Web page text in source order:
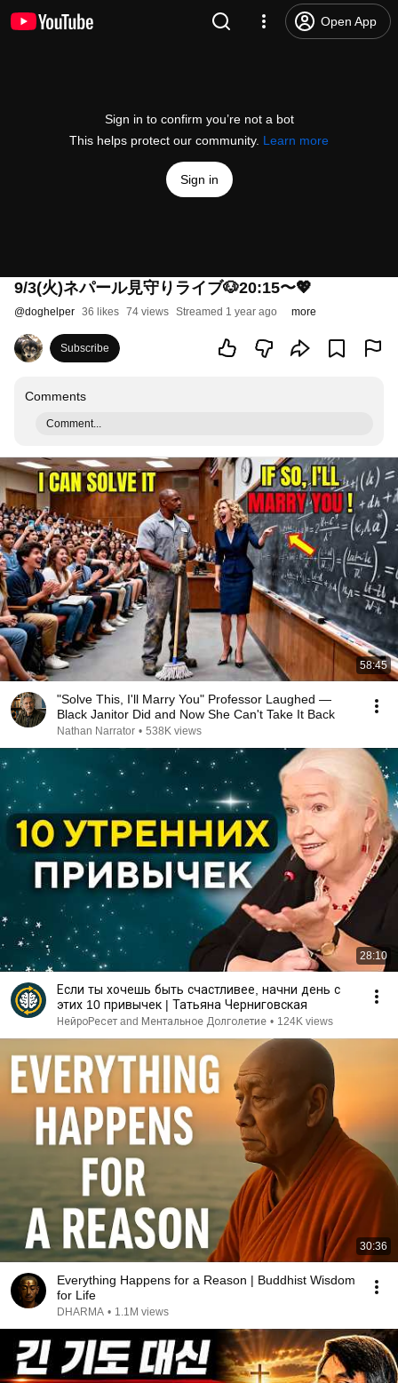
Open App
Sign in to confirm you’re not a bot
This helps protect our community. Learn more
Sign in
9/3(火)ネパール見守りライブ🐶20:15〜💖
@doghelper 36 likes 74 views Streamed 1 year ago more
Subscribe
Comments
Comment...
58:45
"Solve This, I'll Marry You" Professor Laughed —
Black Janitor Did and Now She Can't Take It Back
Nathan Narrator • 538K views
28:10
Если ты хочешь быть счастливее, начни день с
этих 10 привычек | Татьяна Черниговская
НейроРесет and Ментальное Долголетие • 124K views
30:36
Everything Happens for a Reason | Buddhist Wisdom
for Life
DHARMA • 1.1M views